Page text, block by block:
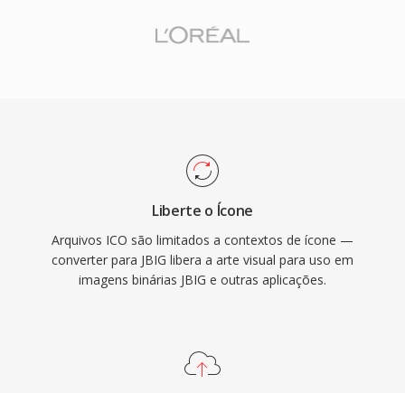
Liberte o Ícone
Arquivos ICO são limitados a contextos de ícone —
converter para JBIG libera a arte visual para uso em
imagens binárias JBIG e outras aplicações.